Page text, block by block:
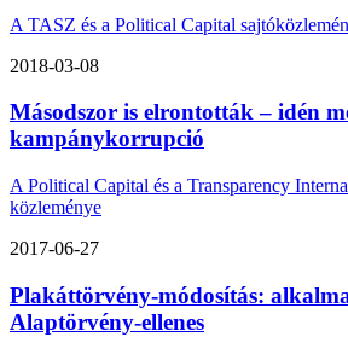
A TASZ és a Political Capital
2018-03-08
Másodszor is elrontották – idén
kampánykorrupció
A Political Capital és a Transparency
közleménye
2017-06-27
Plakáttörvény-módosítás:
Alaptörvény-ellenes